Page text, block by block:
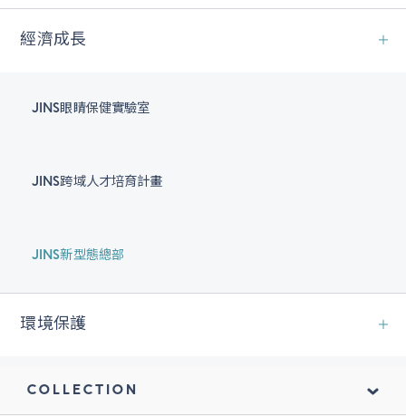
經濟成長
JINS眼睛保健實驗室
JINS跨域人才培育計畫
JINS新型態總部
環境保護
COLLECTION